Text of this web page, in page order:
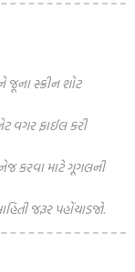
સ્ક્રીન શોટ
વગર ફાઈલ કરી
કરવા માટે ગૂગલની
જરૂર પહોંચાડજો.